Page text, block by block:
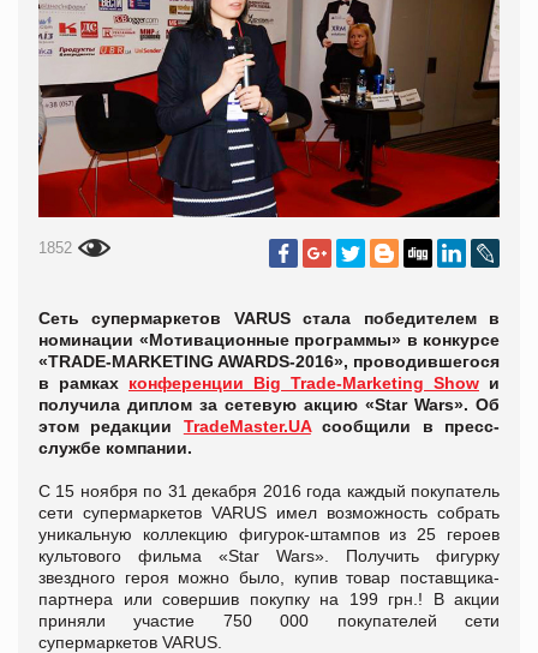
1852
Сеть супермаркетов VARUS стала победителем в
номинации «Мотивационные программы» в конкурсе
«TRADE-MARKETING AWARDS-2016», проводившегося
в рамках конференции Big Trade-Marketing Show и
получила диплом за сетевую акцию «Star Wars». Об
этом редакции TradeMaster.UAсообщили в пресс-
службе компании.
С 15 ноября по 31 декабря 2016 года каждый покупатель
сети супермаркетов VARUS имел возможность собрать
уникальную коллекцию фигурок-штампов из 25 героев
культового фильма «Star Wars». Получить фигурку
звездного героя можно было, купив товар поставщика-
партнера или совершив покупку на 199 грн.! В акции
приняли участие 750 000 покупателей сети
супермаркетов VARUS.